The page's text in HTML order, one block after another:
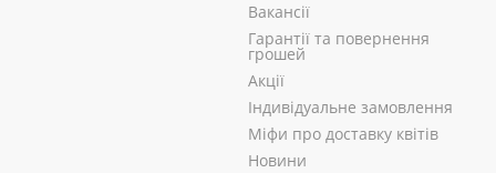
Вакансії
Гарантії та повернення
грошей
Акції
Індивідуальне замовлення
Міфи про доставку квітів
Новини